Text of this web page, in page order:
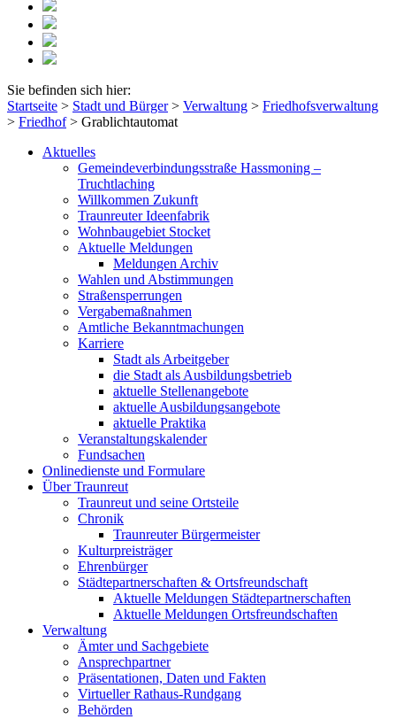
Sie befinden sich hier:
Startseite > Stadt und Bürger> Verwaltung > Friedhofsverwaltung
> Friedhof> Grablichtautomat
Aktuelles
Gemeindeverbindungsstraße Hassmoning –
Truchtlaching
Willkommen Zukunft
Traunreuter Ideenfabrik
Wohnbaugebiet Stocket
Aktuelle Meldungen
Meldungen Archiv
Wahlen und Abstimmungen
Straßensperrungen
Vergabemaßnahmen
Amtliche Bekanntmachungen
Karriere
Stadt als Arbeitgeber
die Stadt als Ausbildungsbetrieb
aktuelle Stellenangebote
aktuelle Ausbildungsangebote
aktuelle Praktika
Veranstaltungskalender
Fundsachen
Onlinedienste und Formulare
Über Traunreut
Traunreut und seine Ortsteile
Chronik
Traunreuter Bürgermeister
Kulturpreisträger
Ehrenbürger
Städtepartnerschaften & Ortsfreundschaft
Aktuelle Meldungen Städtepartnerschaften
Aktuelle Meldungen Ortsfreundschaften
Verwaltung
Ämter und Sachgebiete
Ansprechpartner
Präsentationen, Daten und Fakten
Virtueller Rathaus-Rundgang
Behörden